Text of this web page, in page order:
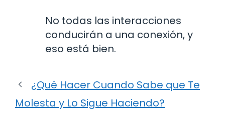
No todas las interacciones
conducirán a una conexión, y
eso está bien.
¿Qué Hacer Cuando Sabe que Te
Molesta y Lo Sigue Haciendo?